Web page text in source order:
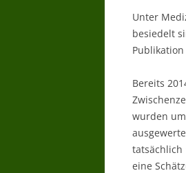
Unter
besiedelt
Publikation
Bereits
wurden
tatsächlich
eine